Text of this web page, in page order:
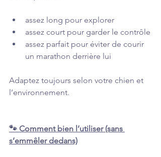
assez long pour explorer
assez court pour garder le contrôle
assez parfait pour éviter de courir
un marathon derrière lui
Adaptez toujours selon votre chien et
l’environnement.
🐾 Comment bien l’utiliser (sans
s’emmêler dedans)